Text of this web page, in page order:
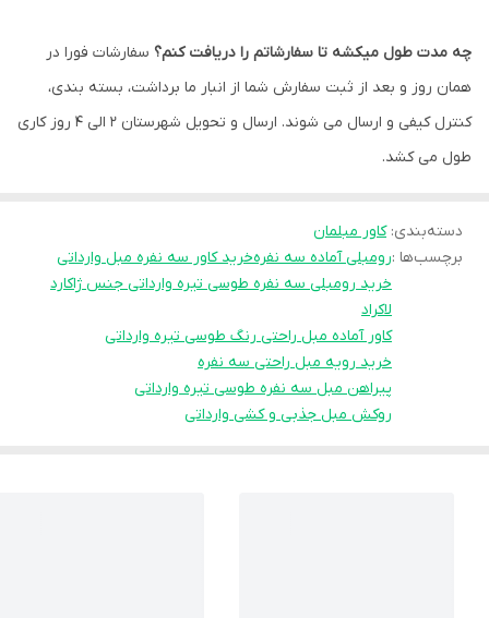
چه مدت طول میکشه تا سفارشاتم را دریافت کنم؟ سفارشات فورا در
همان روز و بعد از ثبت سفارش شما از انبار ما برداشت، بسته بندی،
کنترل کیفی و ارسال می شوند. ارسال و تحویل شهرستان ۲ الی ۴ روز کاری
طول می کشد.
دسته‌بندی:کاور مبلمان
برچسب‌ها :رومبلی آماده سه نفرهخرید کاور سه نفره مبل وارداتی
خرید رومبلی سه نفره طوسی تیره وارداتی جنس ژاکارد
لاکراد
کاور آماده مبل راحتی رنگ طوسی تیره وارداتی
خرید رویه مبل راحتی سه نفره
پیراهن مبل سه نفره طوسی تیره وارداتی
روکش مبل جذبی و کشی وارداتی